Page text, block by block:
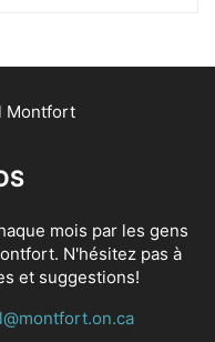
mois par les gens
N'hésitez pas à
et suggestions!